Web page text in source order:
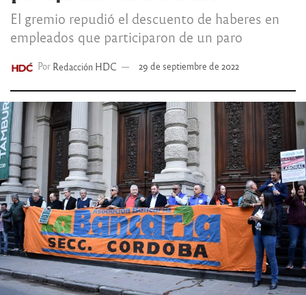
El gremio repudió el descuento de haberes en
empleados que participaron de un paro
Por Redacción HDC 29 de septiembre de 2022